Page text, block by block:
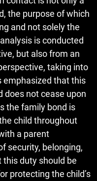
the purpose of which
and not solely the
is conducted
but also from an
taking into
emphasized that this
does not cease upon
the family bond is
child throughout
a parent
security, belonging,
duty should be
protecting the child’s